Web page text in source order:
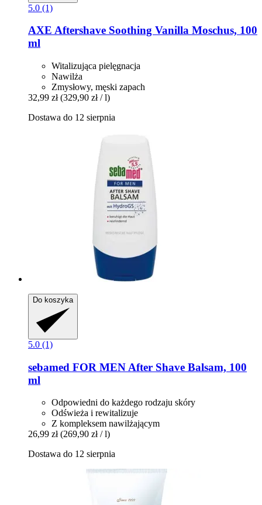
5.0 (1)
AXE Aftershave Soothing Vanilla Moschus, 100
ml
Witalizująca pielęgnacja
Nawilża
Zmysłowy, męski zapach
32,99 zł (329,90 zł / l)
Dostawa do 12 sierpnia
Do koszyka
5.0 (1)
sebamed FOR MEN After Shave Balsam, 100
ml
Odpowiedni do każdego rodzaju skóry
Odświeża i rewitalizuje
Z kompleksem nawilżającym
26,99 zł (269,90 zł / l)
Dostawa do 12 sierpnia